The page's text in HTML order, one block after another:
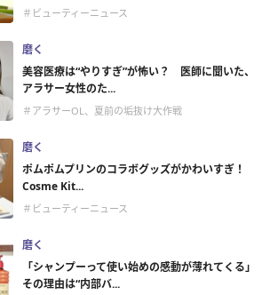
＃ビューティーニュース
磨く
美容医療は“やりすぎ”が怖い？ 医師に聞いた、
アラサー女性のた...
＃アラサーOL、夏前の垢抜け大作戦
磨く
ポムポムプリンのコラボグッズがかわいすぎ！
Cosme Kit...
＃ビューティーニュース
磨く
「シャンプーって使い始めの感動が薄れてくる」
その理由は“内部バ...